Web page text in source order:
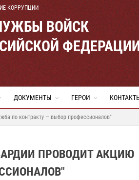
КОРРУПЦИИ
ВОЙСК
ДОКУМЕНТЫ ГЕРОИ
по контракту — выбор профессионалов"
ПРОВОДИТ АКЦИЮ